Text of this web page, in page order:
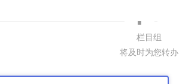
·
栏目组
将及时为您转办